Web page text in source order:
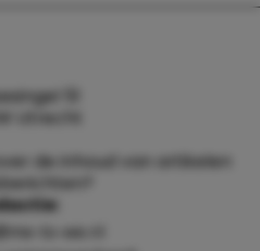
51
Utrecht
de inhoud van artikelen
to-we.nl